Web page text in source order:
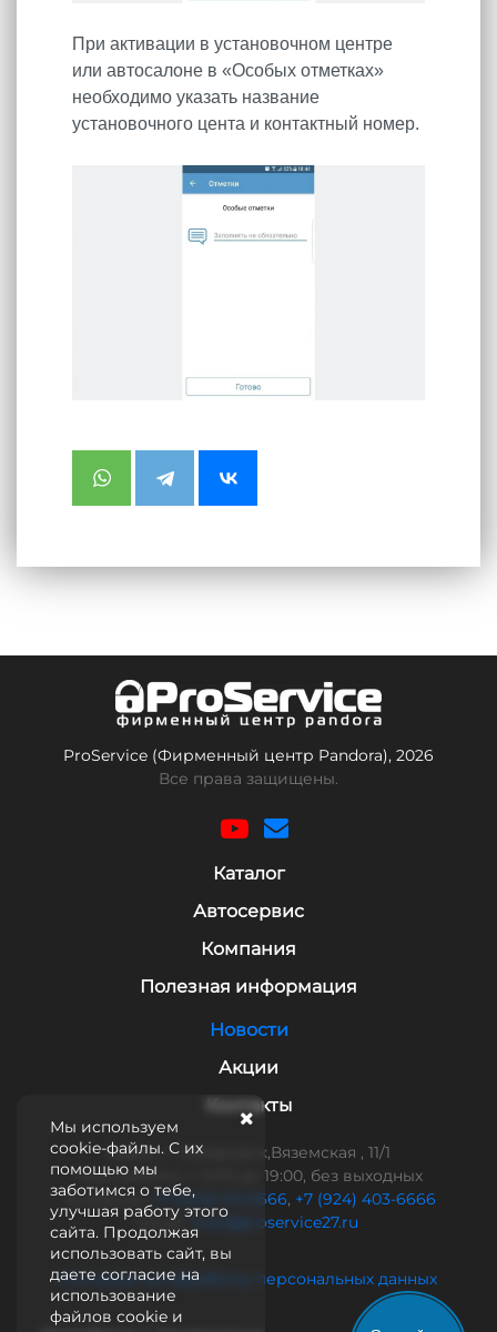
При активации в установочном центре
или автосалоне в «Особых отметках»
необходимо указать название
установочного цента и контактный номер.
ProService (Фирменный центр Pandora), 2026
Все права защищены.
Каталог
Автосервис
Компания
Полезная информация
Новости
Акции
Контакты
Адрес: г. Хабаровск,Вяземская , 11/1
Часы работы: с 9:00 до 19:00, без выходных
Телефоны: +7 (4212) 93-6666, +7 (924) 403-6666
Email:mail@proservice27.ru
Согласие на обработку персональных данных
Мы используем
cookie-файлы. С их
помощью мы
заботимся о тебе,
улучшая работу этого
сайта. Продолжая
использовать сайт, вы
даете согласие на
использование
файлов cookie и